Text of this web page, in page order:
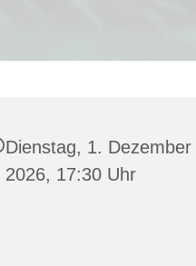
Dienstag, 1. Dezember
2026, 17:30 Uhr